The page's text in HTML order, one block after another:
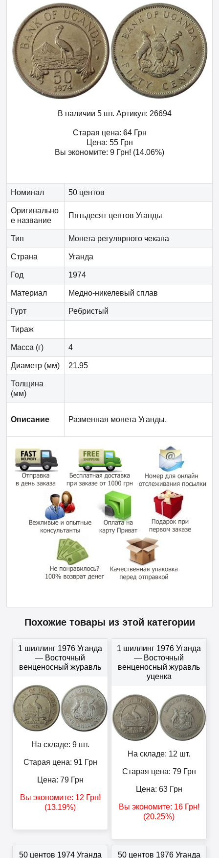
В наличии 5 шт. Артикул: 26694
Старая цена:64Грн
Цена: 55 Грн
Вы экономите: 9 Грн! (14.06%)
Номинал 50 центов
Оригинально
е название
Пятьдесят центов Уганды
Тип Монета регулярного чекана
Страна Уганда
Год 1974
Материал Медно-никелевый сплав
Гурт Ребристый
Тираж
Масса (г) 4
Диаметр (мм) 21.95
Толщина
(мм)
Описание Разменная монета Уганды.
Похожие товары из этой категории
1 шиллинг 1976 Уганда
— Восточный
венценосный журавль
На складе: 9 шт.
Старая цена: 91 Грн
Цена: 79Грн
Вы экономите: 12 Грн!
(13.19%)
1 шиллинг 1976 Уганда
— Восточный
венценосный журавль
уценка
На складе: 12 шт.
Старая цена: 79Грн
Цена: 63Грн
Вы экономите: 16Грн!
(20.25%)
50 центов 1974 Уганда 50 центов 1976 Уганда